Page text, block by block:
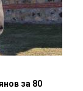
за 80